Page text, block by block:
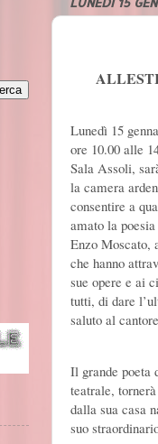
Lunedì 15
ore 10.00 alle
Sala Assoli,
la camera
consentire a
amato la
Enzo Moscato,
che hanno
sue opere e ai
tutti, di dare
saluto al
Il grande poeta
teatrale,
dalla sua casa
suo